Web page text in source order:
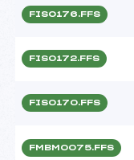
FIS0176.FFS
FIS0172.FFS
FIS0170.FFS
FMBM0075.FFS